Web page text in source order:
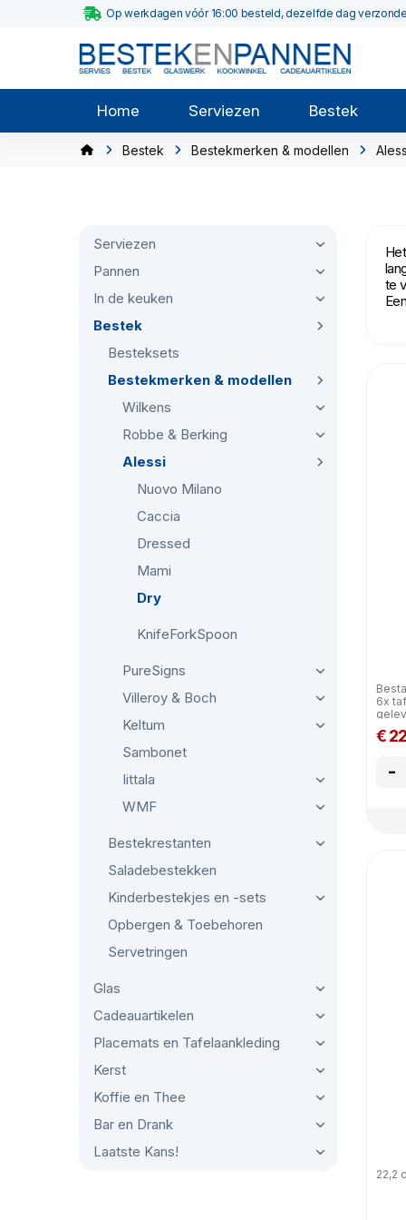
Op werkdagen vóór 16:00 besteld, dezelfde dag
Home Serviezen Bestek
Bestek Bestekmerken & modellen
Serviezen
Pannen
In de keuken
Bestek
Besteksets
Bestekmerken & modellen
Wilkens
Robbe & Berking
Alessi
Nuovo Milano
Caccia
Dressed
Mami
Dry
KnifeForkSpoon
PureSigns
Villeroy & Boch
Keltum
Sambonet
Iittala
WMF
Bestekrestanten
Saladebestekken
Kinderbestekjes en -sets
Opbergen & Toebehoren
Servetringen
Glas
Cadeauartikelen
Placemats en Tafelaankleding
Kerst
Koffie en Thee
Bar en Drank
Laatste Kans!
te
6x
€
-
22,2